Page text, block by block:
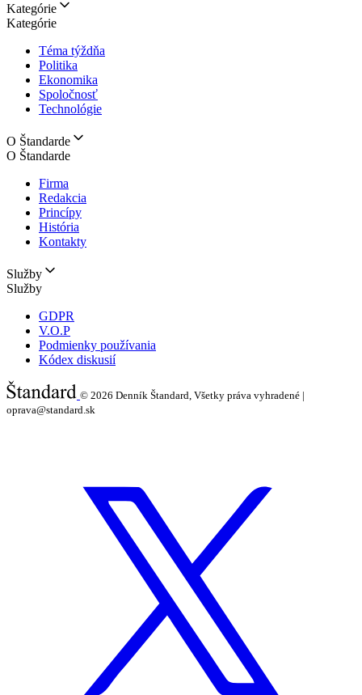
Kategórie
Kategórie
Téma týždňa
Politika
Ekonomika
Spoločnosť
Technológie
O Štandarde
O Štandarde
Firma
Redakcia
Princípy
História
Kontakty
Služby
Služby
GDPR
V.O.P
Podmienky používania
Kódex diskusií
© 2026 Denník Štandard, Všetky práva vyhradené |
oprava@standard.sk